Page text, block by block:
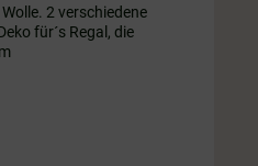
2 verschiedene
für´s Regal, die